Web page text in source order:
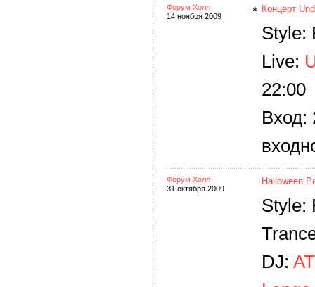
Форум Холл
14 ноября 2009
Концерт
Style:
Live:
22:00
Вход:
Форум Холл
31 октября 2009
Halloween
Style:
DJ: